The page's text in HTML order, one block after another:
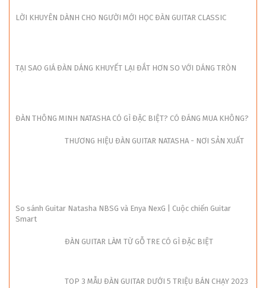
LỜI KHUYÊN DÀNH CHO NGƯỜI MỚI HỌC ĐÀN GUITAR CLASSIC
TẠI SAO GIÁ ĐÀN DÁNG KHUYẾT LẠI ĐẮT HƠN SO VỚI DÁNG TRÒN
ĐÀN THÔNG MINH NATASHA CÓ GÌ ĐẶC BIỆT? CÓ ĐÁNG MUA KHÔNG?
THƯƠNG HIỆU ĐÀN GUITAR NATASHA - NƠI SẢN XUẤT
So sánh Guitar Natasha NBSG và Enya NexG | Cuộc chiến Guitar
Smart
ĐÀN GUITAR LÀM TỪ GỖ TRE CÓ GÌ ĐẶC BIỆT
TOP 3 MẪU ĐÀN GUITAR DƯỚI 5 TRIỆU BÁN CHẠY 2023